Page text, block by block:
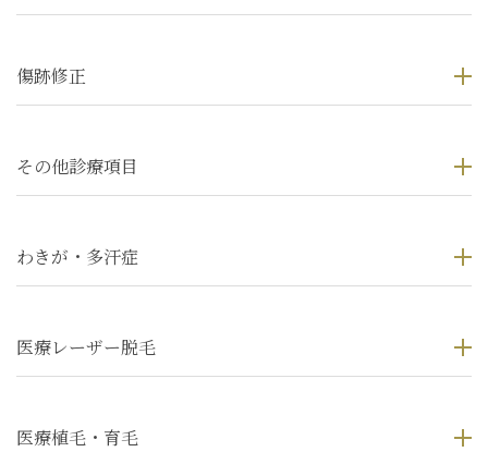
傷跡修正
その他診療項目
わきが・多汗症
医療レーザー脱毛
医療植毛・育毛